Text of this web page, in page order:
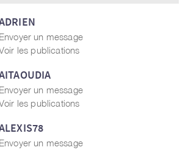
Envoyer un message
les publications
Envoyer un message
les publications
Envoyer un message